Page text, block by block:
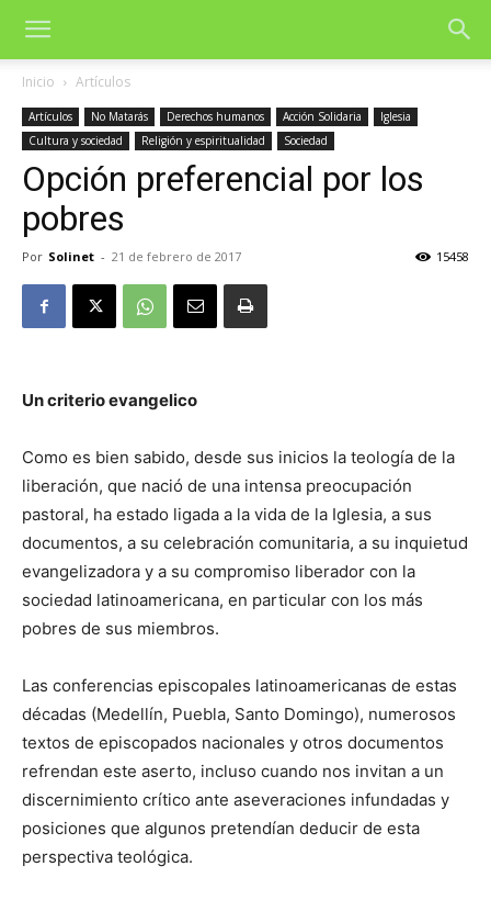
Inicio Artículos
Artículos No Matarás Derechos humanos Acción Solidaria
Iglesia
Cultura y sociedad
Religión y espiritualidad Sociedad
Opción preferencial por los
pobres
Por Solinet - 21 de febrero de 2017 15458
Un criterio evangelico
Como es bien sabido, desde sus inicios la teología de la
liberación, que nació de una intensa preocupación
pastoral, ha estado ligada a la vida de la Iglesia, a sus
documentos, a su celebración comunitaria, a su inquietud
evangelizadora y a su compromiso liberador con la
sociedad latinoamericana, en particular con los más
pobres de sus miembros.
Las conferencias episcopales latinoamericanas de estas
décadas (Medellín, Puebla, Santo Domingo), numerosos
textos de episcopados nacionales y otros documentos
refrendan este aserto, incluso cuando nos invitan a un
discernimiento crítico ante aseveraciones infundadas y
posiciones que algunos pretendían deducir de esta
perspectiva teológica.